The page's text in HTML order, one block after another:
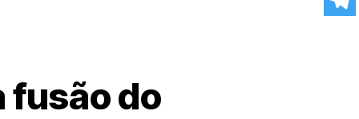
fusão do